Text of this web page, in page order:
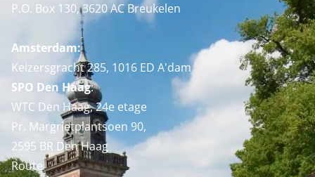
P.O. Box 130, 3620 AC Breukelen
Amsterdam:
Keizersgracht 285, 1016 ED A'dam
SPO Den Haag:
WTC Den Haag, 24e etage
Pr. Margrietplantsoen 90,
2595 BR Den Haag
Route